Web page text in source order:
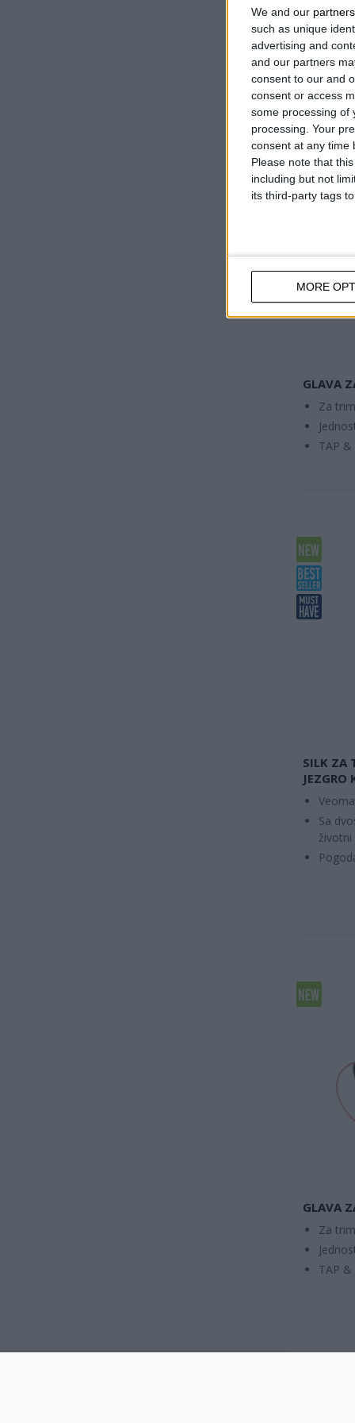
We and our partners
such as unique
advertising and
and our partners
consent to our and
consent or access
some processing of
processing. Your
consent at any time
Please note that
including but not
its third-party tags
MORE
Sa 4
GLAVA
Za
TAP &
SILK ZA
JEZGRO
Sa
životni
GLAVA
Za
TAP &